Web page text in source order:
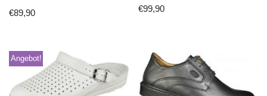
€89,90 €99,90
Angebot!